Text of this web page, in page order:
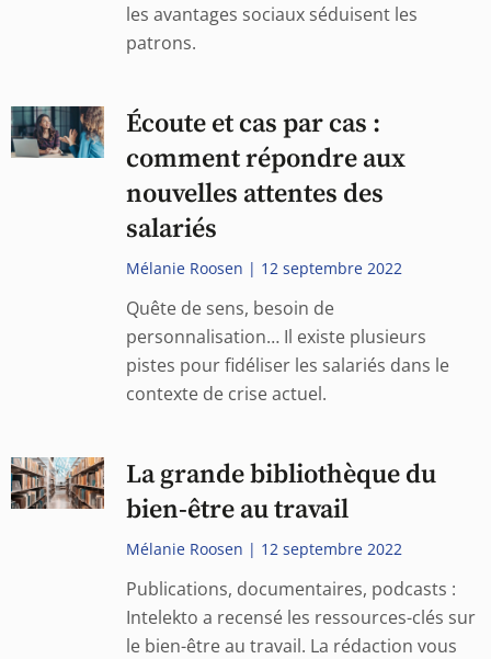
les avantages sociaux séduisent les
patrons.
Écoute et cas par cas :
comment répondre aux
nouvelles attentes des
salariés
Mélanie Roosen 12 septembre 2022
Quête de sens, besoin de
personnalisation… Il existe plusieurs
pistes pour fidéliser les salariés dans le
contexte de crise actuel.
La grande bibliothèque du
bien-être au travail
Mélanie Roosen 12 septembre 2022
Publications, documentaires, podcasts :
Intelekto a recensé les ressources-clés sur
le bien-être au travail. La rédaction vous